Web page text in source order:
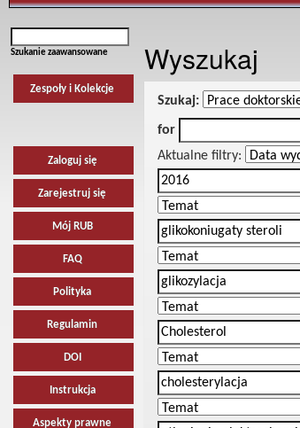
Szukanie zaawansowane
Zespoły i Kolekcje
Zaloguj się
Zarejestruj się
Mój RUB
FAQ
Polityka
Regulamin
DOI
Instrukcja
Aspekty prawne
Wyszukaj
Szukaj:
for
Aktualne filtry: